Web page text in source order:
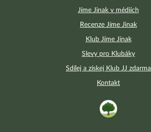
Jíme Jinak v médiích
Recenze Jíme Jinak
Klub Jíme Jinak
Slevy pro Klubáky
Sdílej a získej Klub JJ zdarma
Kontakt